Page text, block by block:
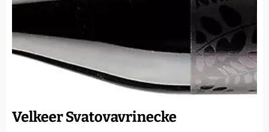
Velkeer Svatovavrinecke